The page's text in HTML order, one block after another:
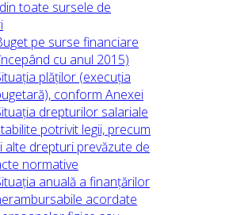
toate sursele de
pe surse financiare
cu anul 2015)
plăților (execuția
conform Anexei
drepturilor salariale
potrivit legii, precum
alte drepturi prevăzute de
normative
anuală a finanțărilor
acordate